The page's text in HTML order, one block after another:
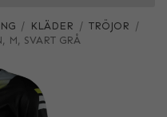
/ KLÄDER / TRÖJOR /
M, SVART GRÅ